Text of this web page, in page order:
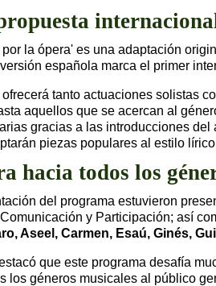
la ópera' es una adaptación
española marca el primer
ofrecerá tanto actuaciones solistas
aquellos que se acercan al
gracias a las introducciones
piezas populares al estilo
hacia todos los
del programa estuvieron
y Participación; así
Aseel, Carmen, Esaú, Ginés,
que este programa desafía
los géneros musicales al público